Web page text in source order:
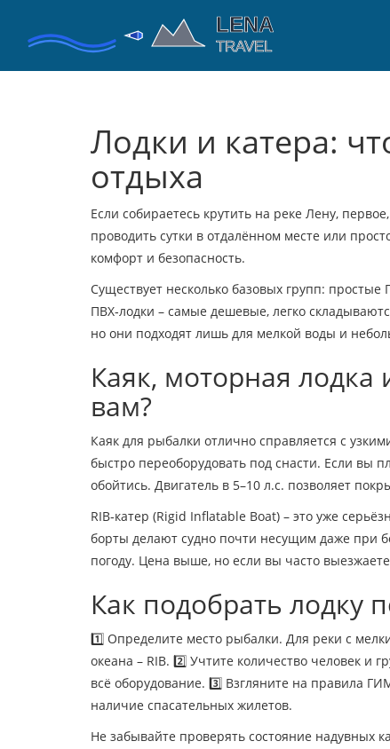
Лодки и катера:
отдыха
Если собираетесь крутить на реке Лену,
проводить сутки в отдалённом месте или
комфорт и безопасность.
Существует несколько базовых групп:
ПВХ‑лодки – самые дешевые, легко
но они подходят лишь для мелкой воды и
Каяк, моторная лодка
вам?
Каяк для рыбалки отлично справляется с
быстро переоборудовать под снасти. Если вы
обойтись. Двигатель в 5–10 л.с. позволяет
RIB‑катер (Rigid Inflatable Boat) – это уже
борты делают судно почти несущим даже при
погоду. Цена выше, но если вы часто
Как подобрать лодку
1️⃣ Определите место рыбалки. Для реки с
океана – RIB. 2️⃣ Учтите количество человек и
всё оборудование. 3️⃣ Взгляните на правила
наличие спасательных жилетов.
Не забывайте проверять состояние